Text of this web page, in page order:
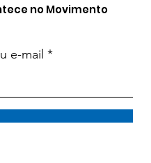
no Movimento
e-mail